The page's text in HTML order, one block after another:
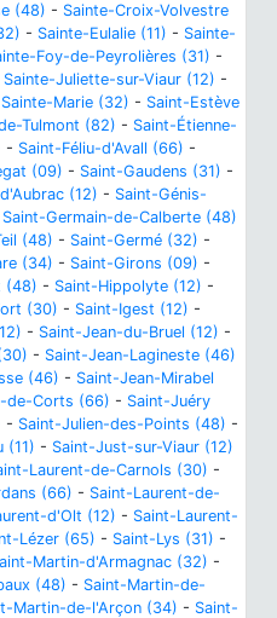
(48) - Sainte-Croix-Volvestre
- Sainte-Eulalie (11) - Sainte-
Foy-de-Peyrolières (31) -
Sainte-Juliette-sur-Viaur (12) -
Sainte-Marie (32) - Saint-Estève
Tulmont (82) - Saint-Étienne-
- Saint-Féliu-d'Avall (66) -
(09) - Saint-Gaudens (31) -
(12) - Saint-Génis-
Saint-Germain-de-Calberte (48)
(48) - Saint-Germé (32) -
(34) - Saint-Girons (09) -
(48) - Saint-Hippolyte (12) -
(30) - Saint-Igest (12) -
- Saint-Jean-du-Bruel (12) -
- Saint-Jean-Lagineste (46)
(46) - Saint-Jean-Mirabel
de-Corts (66) - Saint-Juéry
- Saint-Julien-des-Points (48) -
(11) - Saint-Just-sur-Viaur (12)
Laurent-de-Carnols (30) -
(66) - Saint-Laurent-de-
d'Olt (12) - Saint-Laurent-
Lézer (65) - Saint-Lys (31) -
Martin-d'Armagnac (32) -
(48) - Saint-Martin-de-
Martin-de-l'Arçon (34) - Saint-